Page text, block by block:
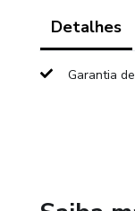
Detalhes
Garantia